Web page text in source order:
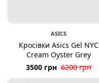
ASICS
Кросівки Asics Gel NYC
Cream Oyster Grey
3500 грн 6200 грн